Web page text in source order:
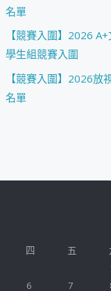
名單
【競賽入圍】2026
學生組競賽入圍
【競賽入圍】2026放
名單
四 五
6 7